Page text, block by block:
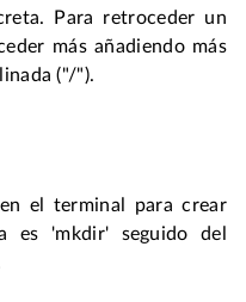
Para retroceder un
más añadiendo más
("/").
el terminal para crear
es 'mkdir' seguido del